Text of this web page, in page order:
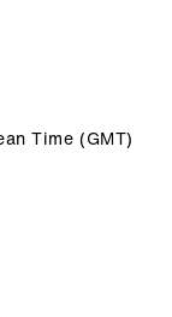
Time (GMT)